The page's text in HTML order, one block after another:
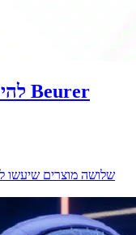
שלושה מוצרים שיעשו